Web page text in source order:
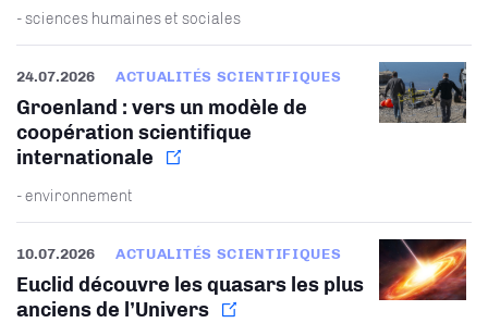
- sciences humaines et sociales
24.07.2026 ACTUALITÉS SCIENTIFIQUES
Groenland : vers un modèle de
coopération scientifique
internationale
- environnement
10.07.2026 ACTUALITÉS SCIENTIFIQUES
Euclid découvre les quasars les plus
anciens de l’Univers